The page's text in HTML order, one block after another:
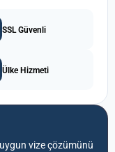
SSL Güvenli
Ülke Hizmeti
vize çözümünü